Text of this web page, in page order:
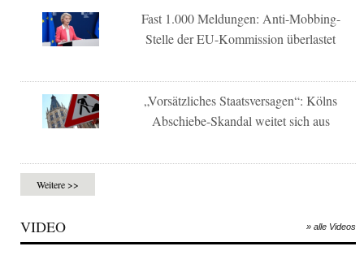
Fast 1.000 Meldungen: Anti-Mobbing-
Stelle der EU-Kommission überlastet
„Vorsätzliches Staatsversagen“: Kölns
Abschiebe-Skandal weitet sich aus
Weitere >>
VIDEO » alle Videos